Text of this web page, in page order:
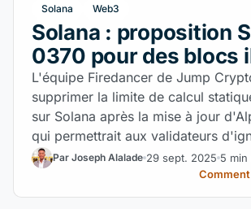
Solana Web3
Solana : proposition
0370 pour des blocs
L'équipe Firedancer de Jump
supprimer la limite de calcul
sur Solana après la mise à jour
qui permettrait aux validateurs
blocs qu'ils ne peuvent pas traiter
Par Joseph Alalade 29 sept. 2025 5 min